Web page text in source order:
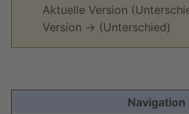
Aktuelle Version
Version → (Unterschied)
Navigation